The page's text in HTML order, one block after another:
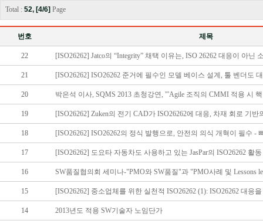
Total : 52, [4/6] Page
번호 제목
22 [ISO26262] Jatco의 “Integrity” 채택 이유는, ISO 26262 대응이 아닌
21 [ISO26262] ISO26262 준거에 필수인 모델 베이스 설계, 툴 벤더도
20 박은석 이사, SQMS 2013 초청강연, "'Agile 조직의 CMMI 적용 시
19 [ISO26262] Zuken의 전기 CAD가 ISO26262에 대응, 차재 회로 기반
18 [ISO26262] ISO26262의 정식 발행으로, 안전의 의식 개혁이 필수 -
17 [ISO26262] 도요타 자동차도 사용하고 있는 JasPar의 ISO26262 활
16 SW품질협의회 세미나-"PMO와 SW품질"과 "PMO사례 및 Lessons
15 [ISO26262] 중소업체를 위한 실천적 ISO26262 (1): ISO26262 대응
14 2013년도 적용 SW기술자 노임단가